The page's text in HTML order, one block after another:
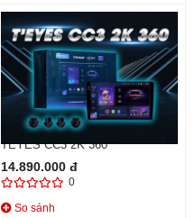
TEYES CC3 2K 360
14.890.000 đ
0
So sánh